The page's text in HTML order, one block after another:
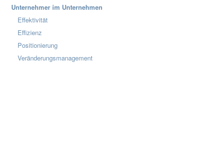
Unternehmer im Unternehmen
Effektivität
Effizienz
Positionierung
Veränderungsmanagement